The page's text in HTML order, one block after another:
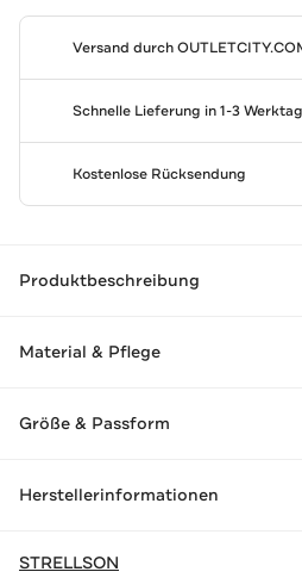
Versand durch
Schnelle Lieferung in 1-3
Kostenlose Rücksendung
Produktbeschreibung
Material & Pflege
Größe & Passform
Herstellerinformationen
STRELLSON